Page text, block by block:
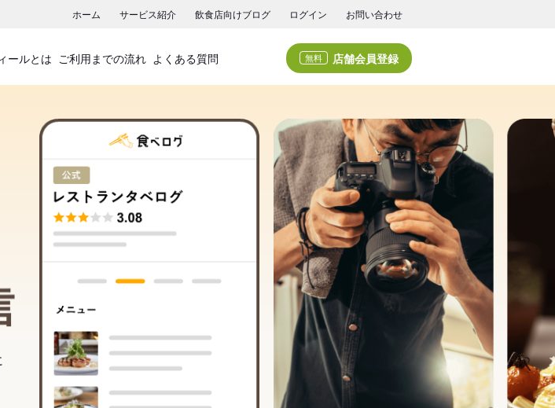
ホーム サービス紹介 飲食店向けブログ ログイン お問い合わせ
ールとは ご利用までの流れ よくある質問 無料 店舗会員登録
ィールサービス
食べログでお店の情報を発信